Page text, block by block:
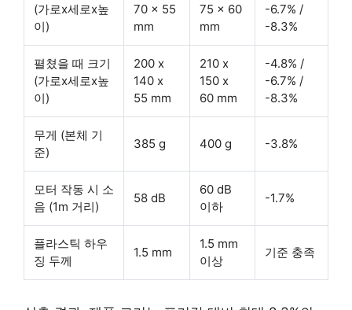
(가로x세로x높
이)
70 x 55
mm
75 x 60
mm
-6.7% /
-8.3%
펼쳤을 때 크기
(가로x세로x높
이)
200 x
140 x
55 mm
210 x
150 x
60 mm
-4.8% /
-6.7% /
-8.3%
무게 (본체 기
준)
385 g 400 g -3.8%
모터 작동 시 소
음 (1m 거리)
58 dB
60 dB
이하
-1.7%
플라스틱 하우
징 두께
1.5 mm
1.5 mm
이상
기준 충족